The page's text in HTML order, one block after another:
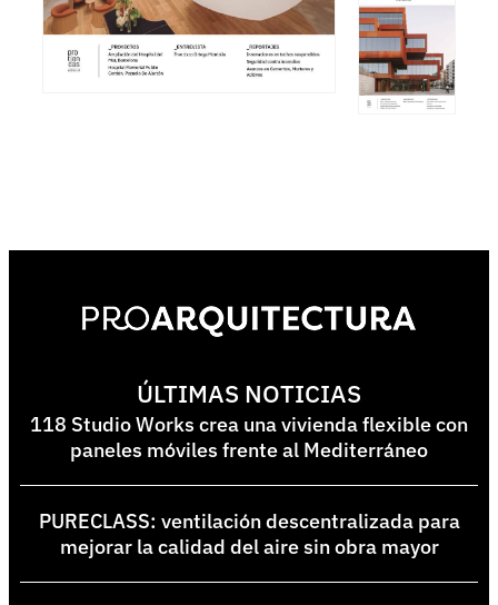
ÚLTIMAS NOTICIAS
118 Studio Works crea una vivienda flexible con
paneles móviles frente al Mediterráneo
PURECLASS: ventilación descentralizada para
mejorar la calidad del aire sin obra mayor